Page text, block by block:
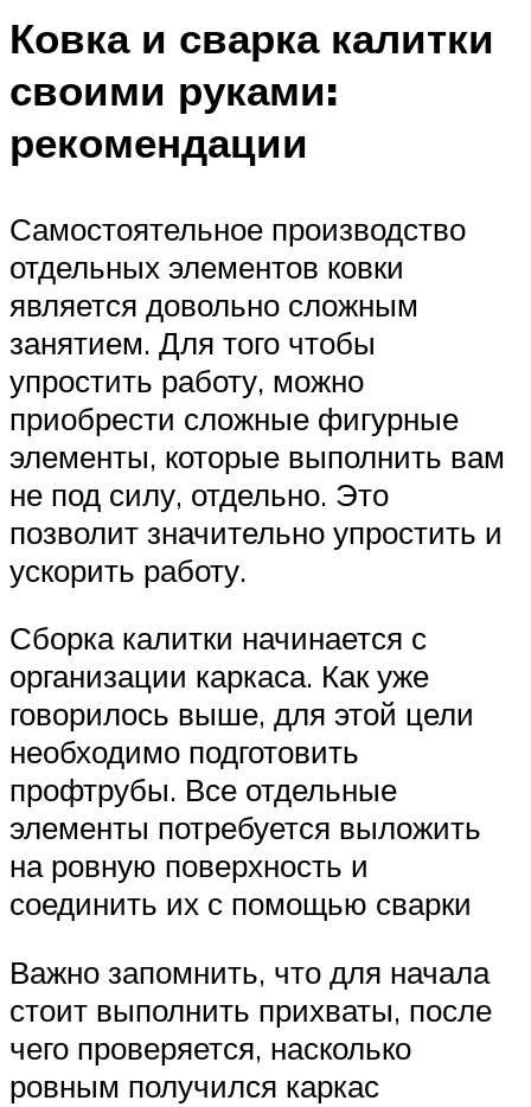
Ковка и сварка калитки
своими руками:
рекомендации
Самостоятельное производство
отдельных элементов ковки
является довольно сложным
занятием. Для того чтобы
упростить работу, можно
приобрести сложные фигурные
элементы, которые выполнить вам
не под силу, отдельно. Это
позволит значительно упростить и
ускорить работу.
Сборка калитки начинается с
организации каркаса. Как уже
говорилось выше, для этой цели
необходимо подготовить
профтрубы. Все отдельные
элементы потребуется выложить
на ровную поверхность и
соединить их с помощью сварки
Важно запомнить, что для начала
стоит выполнить прихваты, после
чего проверяется, насколько
ровным получился каркас